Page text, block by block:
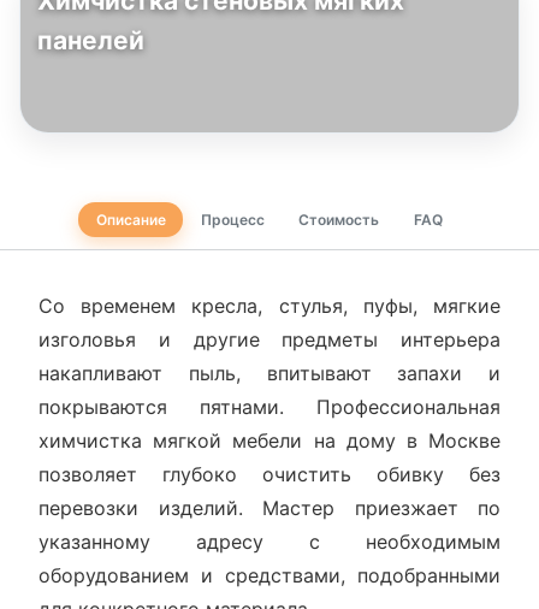
панелей
Описание Процесс Стоимость FAQ
Со временем кресла, стулья, пуфы, мягкие
изголовья и другие предметы интерьера
накапливают пыль, впитывают запахи и
покрываются пятнами. Профессиональная
химчистка мягкой мебели на дому в Москве
позволяет глубоко очистить обивку без
перевозки изделий. Мастер приезжает по
указанному адресу с необходимым
оборудованием и средствами, подобранными